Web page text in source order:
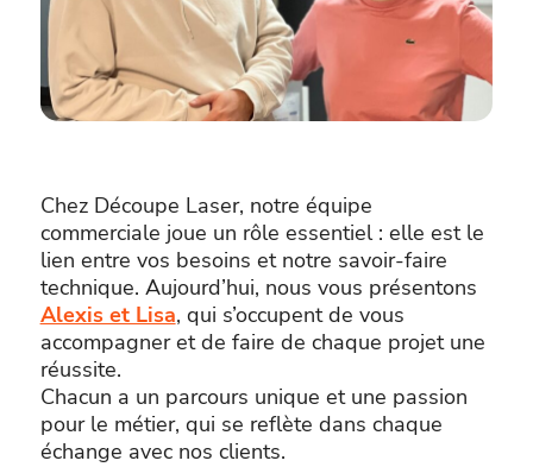
Chez Découpe Laser, notre équipe
commerciale joue un rôle essentiel : elle est le
lien entre vos besoins et notre savoir-faire
technique. Aujourd’hui, nous vous présentons
Alexis et Lisa, qui s’occupent de vous
accompagner et de faire de chaque projet une
réussite.
Chacun a un parcours unique et une passion
pour le métier, qui se reflète dans chaque
échange avec nos clients.